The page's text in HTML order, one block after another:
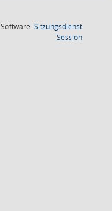
Software:Sitzungsdienst
Session(Wird in